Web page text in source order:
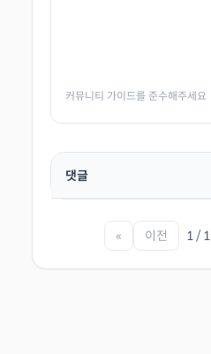
커뮤니티 가이드를 준수해주세요
댓글
« 이전 1 / 1